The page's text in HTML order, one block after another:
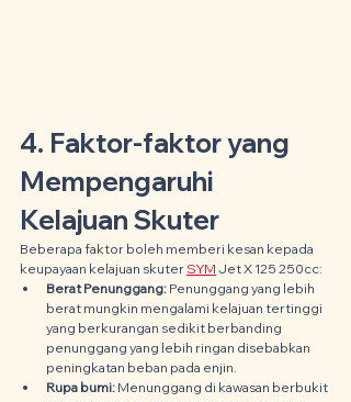
4. Faktor-faktor yang
Mempengaruhi
Kelajuan Skuter
Beberapa faktor boleh memberi kesan kepada
keupayaan kelajuan skuter SYM Jet X 125 250cc:
Berat Penunggang: Penunggang yang lebih
berat mungkin mengalami kelajuan tertinggi
yang berkurangan sedikit berbanding
penunggang yang lebih ringan disebabkan
peningkatan beban pada enjin.
Rupa bumi: Menunggang di kawasan berbukit